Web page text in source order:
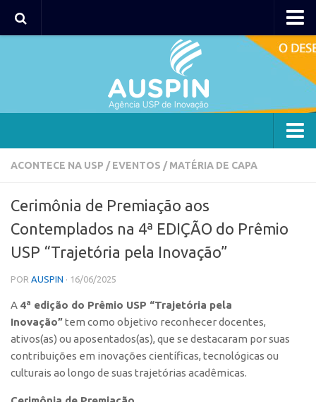
Agência
Coordenação
Polos
Polo Capital
Polo Lorena
Polo Ribeirão Preto
Polo São Carlos
Programas
Bolsa Empreendedorismo
Bolsa Startup USP
ACONTECE NA USP / EVENTOS / MATÉRIA DE CAPA
Cerimônia de Premiação aos
Contemplados na 4ª EDIÇÃO do Prêmio
USP “Trajetória pela Inovação”
POR AUSPIN · 16/06/2025
A 4ª edição do Prêmio USP “Trajetória pela
Inovação”tem como objetivo reconhecer docentes,
ativos(as) ou aposentados(as), que se destacaram por suas
contribuições em inovações científicas, tecnológicas ou
culturais ao longo de suas trajetórias acadêmicas.